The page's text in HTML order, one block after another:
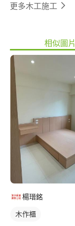
更多木工施工
相似圖片
楊瑨銘
木作櫃